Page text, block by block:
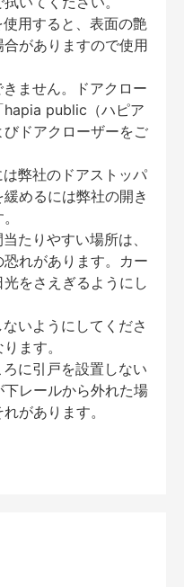
用すると、表面の艶
がありますので使用
ません。ドアクロー
hapia public（ハピア
ドアクローザーをご
弊社のドアストッパ
めるには弊社の開き
たりやすい場所は、
れがあります。カー
をさえぎるようにし
いようにしてくださ
ます。
に引戸を設置しない
レールから外れた場
があります。